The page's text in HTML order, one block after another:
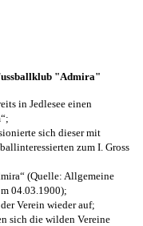
"Admira"
in Jedlesee einen
sich dieser mit
zum I. Gross
(Quelle: Allgemeine
04.03.1900);
Verein wieder auf;
sich die wilden Vereine